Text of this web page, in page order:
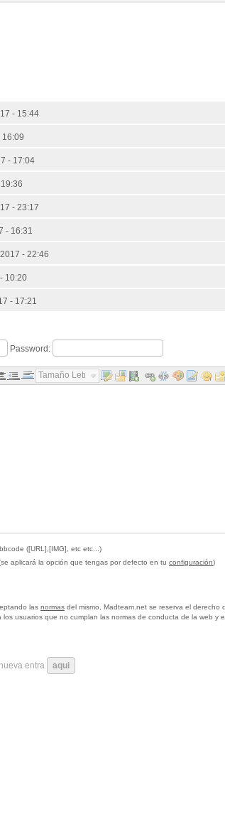
- 15:44
16:09
- 17:04
- 23:17
- 16:31
- 22:46
10:20
- 17:21
Password:
Tamaño Letra...
([URL],[IMG], etc etc...)
aplicará la opción que tengas por defecto en tu configuración)
las normas del mismo, Madteam.net se reserva el derecho
los usuarios que no cumplan las normas de conducta de la web y
entra aqui